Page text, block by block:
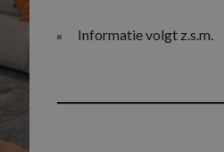
Informatie volgt z.s.m.